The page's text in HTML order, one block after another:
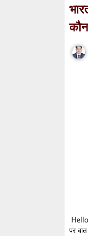
पर